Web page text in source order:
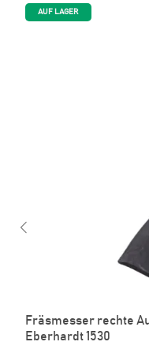
AUF LAGER
Fräsmesser rechte
Eberhardt 1530